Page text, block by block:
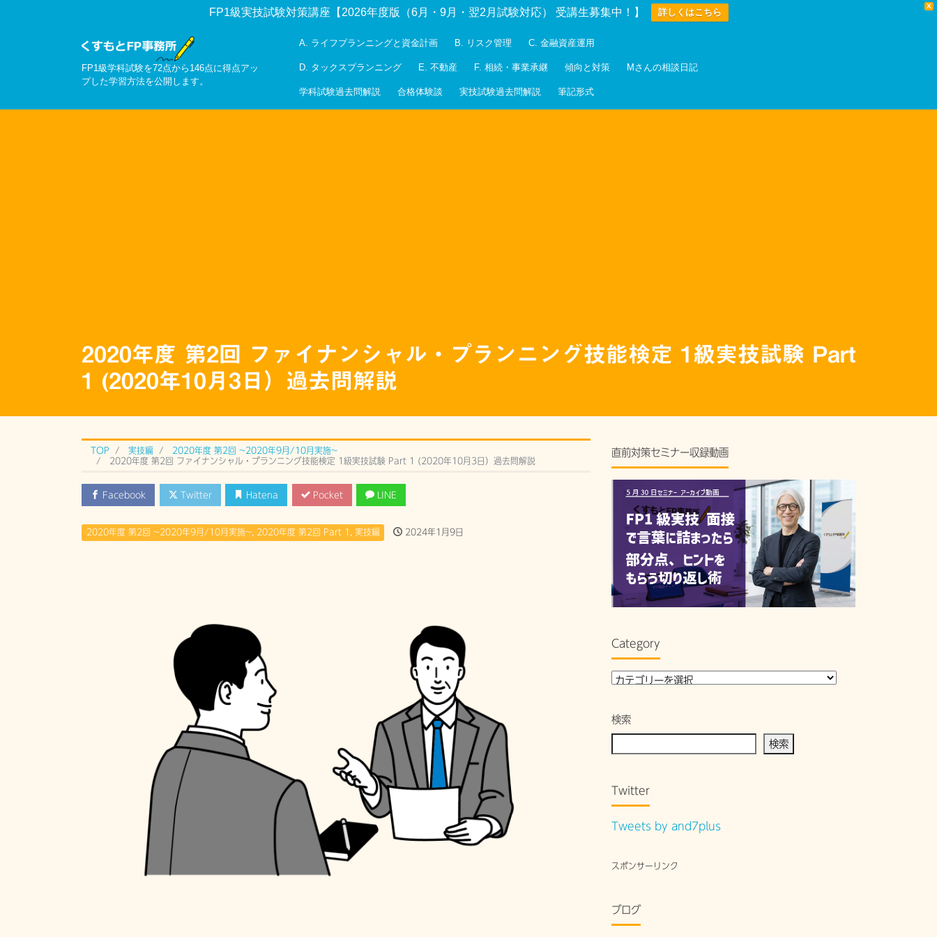
X
FP1級実技試験対策講座【2026年度版（6月・9月・翌2月試験対応） 受講生募集中！】 詳しくはこちら
FP1級学科試験を72点から146点に得点アッ
プした学習方法を公開します。
A. ライフプランニングと資金計画 B. リスク管理 C. 金融資産運用
D. タックスプランニング E. 不動産 F. 相続・事業承継 傾向と対策 Mさんの相談日記
学科試験過去問解説 合格体験談 実技試験過去問解説 筆記形式
2020年度 第2回 ファイナンシャル・プランニング技能検定 1級実技試験 Part
1 (2020年10月3日）過去問解説
TOP 実技編
2020年度 第2回 ~2020年9月/10月実施~
2020年度 第2回 ファイナンシャル・プランニング技能検定 1級実技試験 Part 1 (2020年10月3日）過去問解説
Facebook Twitter Hatena Pocket LINE
2020年度 第2回 ~2020年9月/10月実施~, 2020年度 第2回 Part 1 , 実技編 2024年1月9日
直前対策セミナー収録動画
Category
検索
検索
Twitter
Tweets by and7plus
スポンサーリンク
ブログ